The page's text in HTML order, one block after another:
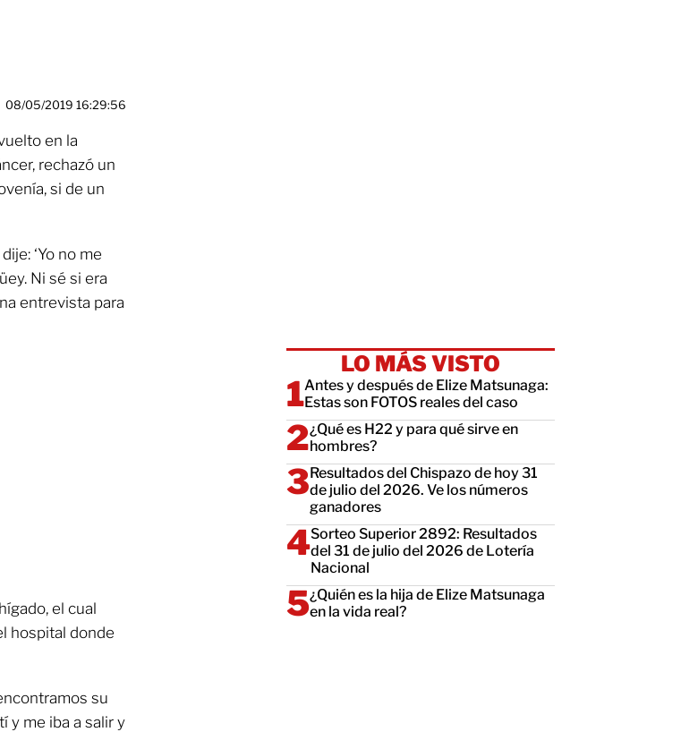
08/05/2019 16:29:56
en la
rechazó un
si de un
‘Yo no me
Ni sé si era
entrevista para
el cual
hospital donde
su
y me iba a salir y
LO MÁS VISTO
Antes y después de Elize Matsunaga:
Estas son FOTOS reales del caso
¿Qué es H22 y para qué sirve en
hombres?
Resultados del Chispazo de hoy 31
de julio del 2026. Ve los números
ganadores
Sorteo Superior 2892: Resultados
del 31 de julio del 2026 de Lotería
Nacional
¿Quién es la hija de Elize Matsunaga
en la vida real?